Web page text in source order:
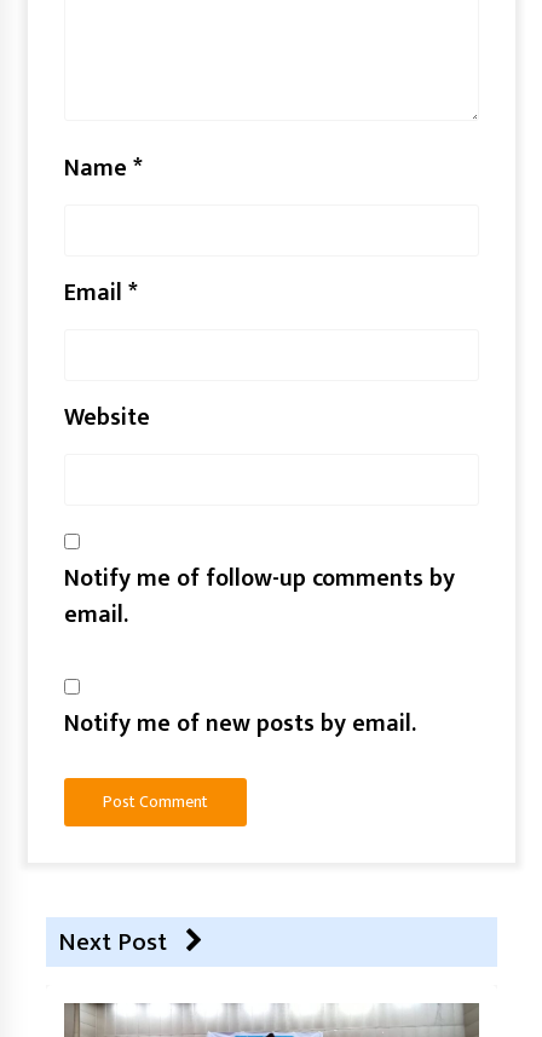
Name*
Email*
Website
Notify me of follow-up comments by
email.
Notify me of new posts by email.
Next Post